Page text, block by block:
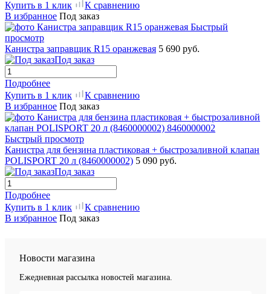
Купить в 1 клик
К сравнению
В избранное Под заказ
Быстрый
просмотр
Канистра заправщик R15 оранжевая 5 690 руб.
Под заказ
Подробнее
Купить в 1 клик
К сравнению
В избранное Под заказ
Быстрый просмотр
Канистра для бензина пластиковая + быстрозаливной клапан
POLISPORT 20 л (8460000002) 5 090 руб.
Под заказ
Подробнее
Купить в 1 клик
К сравнению
В избранное Под заказ
Новости магазина
Ежедневная рассылка новостей магазина.